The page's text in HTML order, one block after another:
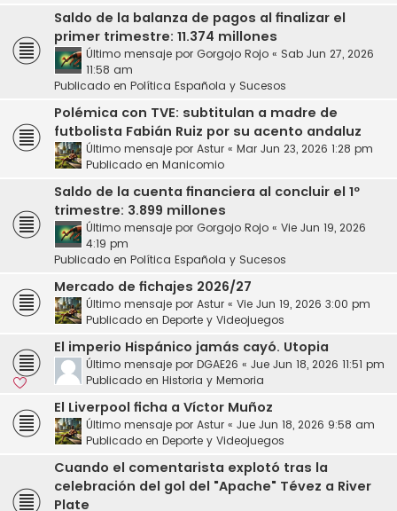
Saldo de la balanza de pagos al finalizar el
primer trimestre: 11.374 millones
Último mensaje por Gorgojo Rojo « Sab Jun 27, 2026
11:58 am
Publicado en Política Española y Sucesos
Polémica con TVE: subtitulan a madre de
futbolista Fabián Ruiz por su acento andaluz
Último mensaje por Astur « Mar Jun 23, 2026 1:28 pm
Publicado en Manicomio
Saldo de la cuenta financiera al concluir el 1º
trimestre: 3.899 millones
Último mensaje por Gorgojo Rojo « Vie Jun 19, 2026
4:19 pm
Publicado en Política Española y Sucesos
Mercado de fichajes 2026/27
Último mensaje por Astur « Vie Jun 19, 2026 3:00 pm
Publicado en Deporte y Videojuegos
El imperio Hispánico jamás cayó. Utopia
Último mensaje por DGAE26 « Jue Jun 18, 2026 11:51 pm
Publicado en Historia y Memoria
El Liverpool ficha a Víctor Muñoz
Último mensaje por Astur « Jue Jun 18, 2026 9:58 am
Publicado en Deporte y Videojuegos
Cuando el comentarista explotó tras la
celebración del gol del "Apache" Tévez a River
Plate